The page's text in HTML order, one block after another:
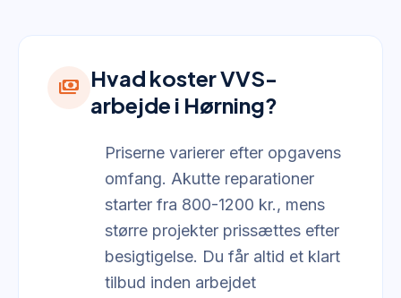
payments Hvad koster VVS-
arbejde i Hørning?
Priserne varierer efter opgavens
omfang. Akutte reparationer
starter fra 800-1200 kr., mens
større projekter prissættes efter
besigtigelse. Du får altid et klart
tilbud inden arbejdet